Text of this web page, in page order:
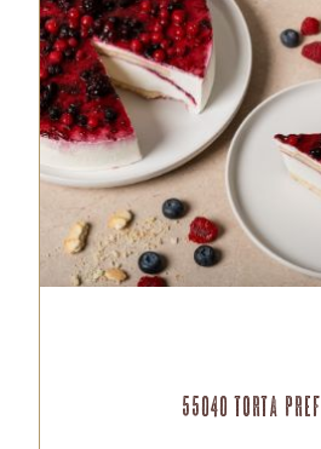
55040 Torta